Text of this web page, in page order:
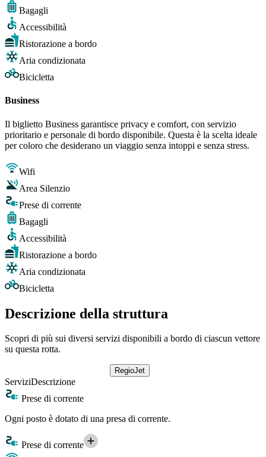
Bagagli
Accessibilità
Ristorazione a bordo
Aria condizionata
Bicicletta
Business
Il biglietto Business garantisce privacy e comfort, con servizio
prioritario e personale di bordo disponibile. Questa è la scelta ideale
per coloro che desiderano un viaggio senza intoppi e senza stress.
Wifi
Area Silenzio
Prese di corrente
Bagagli
Accessibilità
Ristorazione a bordo
Aria condizionata
Bicicletta
Descrizione della struttura
Scopri di più sui diversi servizi disponibili a bordo di ciascun vettore
su questa rotta.
RegioJet
ServiziDescrizione
Prese di corrente
Ogni posto è dotato di una presa di corrente.
Prese di corrente